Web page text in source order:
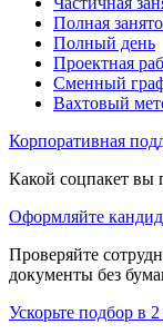
Полная
Полный день
Проектная
Сменный
Вахтовый
Корпоративная
Какой соцпакет вы
Оформляйте
Проверяйте
документы без
Ускорьте подбор в